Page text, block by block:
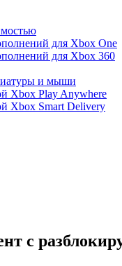
для Xbox One
для Xbox 360
и мыши
Xbox Play Anywhere
Xbox Smart Delivery
с